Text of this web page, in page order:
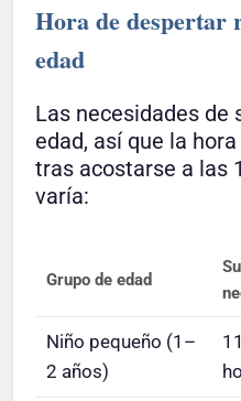
Hora de despertar
edad
Las necesidades de
edad, así que la
tras acostarse a las
varía:
Grupo de edad
Niño pequeño (1–
2 años)